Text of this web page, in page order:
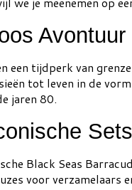
Avontuur
een tijdperk van
tot leven in de
jaren 80.
Sets
Black Seas
voor